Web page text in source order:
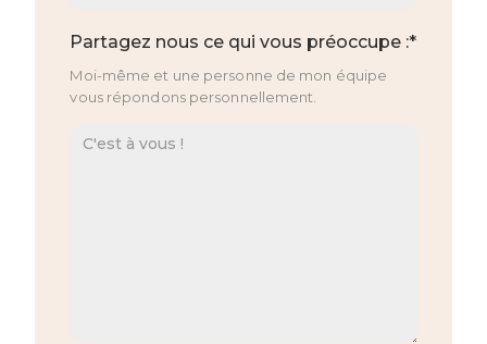
Partagez nous ce qui vous préoccupe :*
Moi-même et une personne de mon équipe
vous répondons personnellement.